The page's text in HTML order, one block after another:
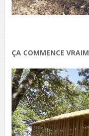
ÇA COMMENCE